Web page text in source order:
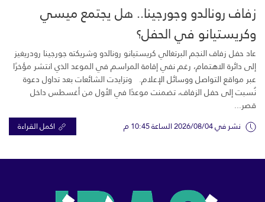
زفاف رونالدو وجورجينا.. هل يجتمع ميسي
وكريستيانو في الحفل؟
عاد حفل زفاف النجم البرتغالي كريستيانو رونالدو وشريكته جورجينا رودريغيز
إلى دائرة الاهتمام، رغم نفي إقامة المراسم في الموعد الذي انتشر مؤخرًا
عبر مواقع التواصل ووسائل الإعلام. وتزايدت الشائعات بعد تداول دعوة
نُسبت إلى حفل الزفاف، تضمنت موعدًا في الأول من أغسطس داخل
قصر...
نشر في 2026/08/04 الساعة 10:45 م اكمل القراءة